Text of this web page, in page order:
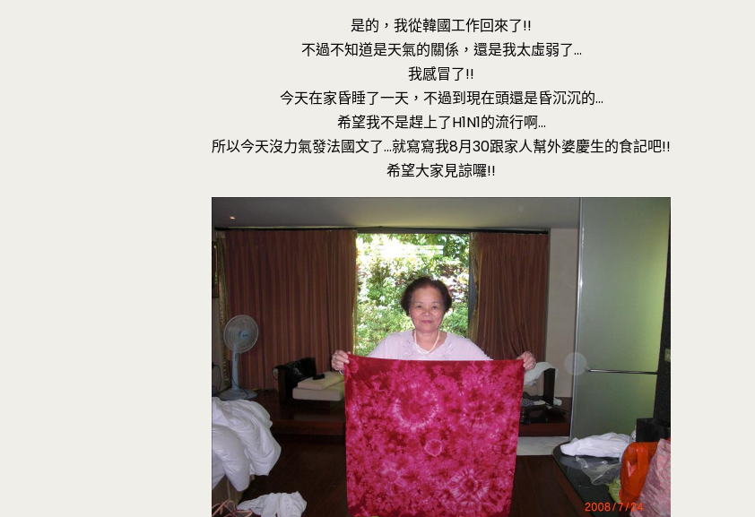
是的，我從韓國工作回來了!!
不過不知道是天氣的關係，還是我太虛弱了…
我感冒了!!
今天在家昏睡了一天，不過到現在頭還是昏沉沉的…
希望我不是趕上了H1N1的流行啊…
所以今天沒力氣發法國文了…就寫寫我8月30跟家人幫外婆慶生的食記吧!!
希望大家見諒囉!!